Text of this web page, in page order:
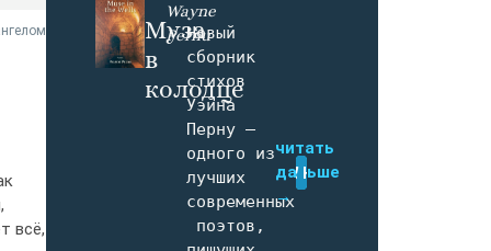
всё,
Муза
в
колодце
Wayne
PernuНовый
сборник
стихов
Уэйна
Перну —
одного из
лучших
современных
поэтов,
читать
дальше
→
Купить